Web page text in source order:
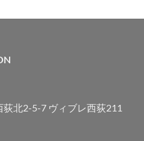
北2-5-7 ヴィブレ西荻211